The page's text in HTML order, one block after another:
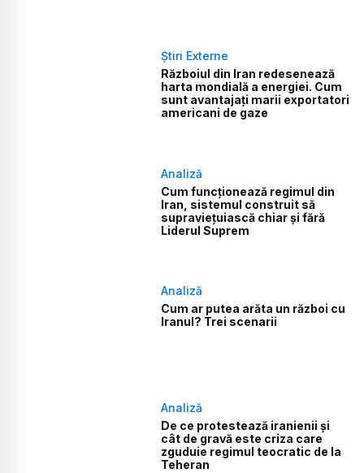
Știri Externe
Războiul din Iran redesenează
harta mondială a energiei. Cum
sunt avantajați marii exportatori
americani de gaze
Analiză
Cum funcționează regimul din
Iran, sistemul construit să
supraviețuiască chiar și fără
Liderul Suprem
Analiză
Cum ar putea arăta un război cu
Iranul? Trei scenarii
Analiză
De ce protestează iranienii și
cât de gravă este criza care
zguduie regimul teocratic de la
Teheran